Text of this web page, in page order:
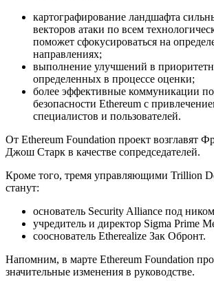
картографирование ландшафта
векторов атаки по всем
поможет сфокусироваться на
направлениях;
выполнение улучшений в
определенных в процессе оценки;
более эффективные коммуникации
безопасности Ethereum с
специалистов и пользователей.
От Ethereum Foundation проект возглавят
Джош Старк в качестве сопредседателей.
Кроме того, тремя управляющими Trillion
станут:
основатель Security Alliance под
учредитель и директор Sigma Prime
сооснователь Etherealize Зак Обронт.
Напомним, в марте Ethereum Foundation
значительные изменения в руководстве.